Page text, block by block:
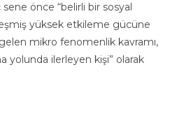
önce “belirli bir sosyal
yüksek etkileme gücüne
mikro fenomenlik kavramı,
yolunda ilerleyen kişi” olarak